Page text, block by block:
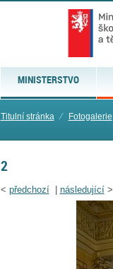
MINISTERSTVO
Titulní stránka ⁄ Fotogalerie
2
< předchozí| následující>